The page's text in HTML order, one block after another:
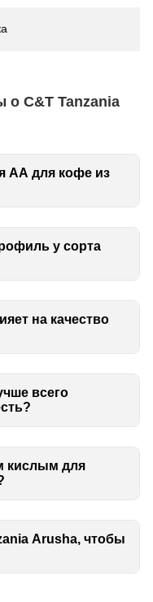
о C&T Tanzania
AA для кофе из
у сорта
на качество
всего
кислым для
Arusha, чтобы